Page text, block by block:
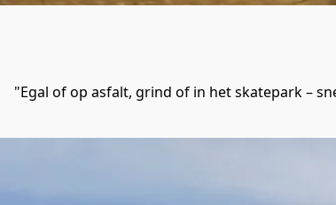
"Egal of op asfalt, grind of in het skatepark –